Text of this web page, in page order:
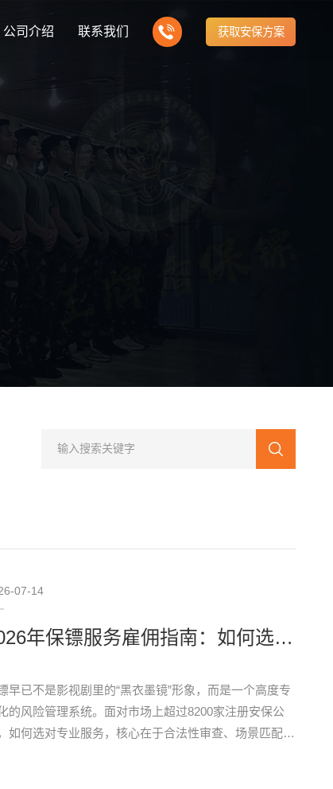
knowledge
公司介绍 联系我们 获取安保方案
07-14
2026年保镖服务雇佣指南：如何选对专业保镖公司与私人保镖
早已不是影视剧里的“黑衣墨镜”形象，而是一个高度专
的风险管理系统。面对市场上超过8200家注册安保公
如何选对专业服务，核心在于合法性审查、场景匹配与